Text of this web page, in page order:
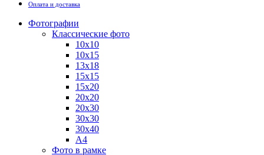
Оплата и доставка
Фотографии
Классические фото
10х10
10х15
13х18
15х15
15х20
20х20
20х30
30х30
30х40
А4
Фото в рамке